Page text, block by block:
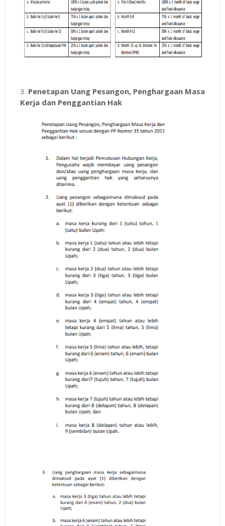
3. Penetapan Uang Pesangon, Penghargaan Masa
Kerja dan Penggantian Hak